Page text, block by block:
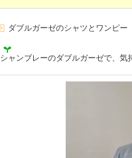
ダブルガーゼのシャツとワンピー
シャンブレーのダブルガーゼで、